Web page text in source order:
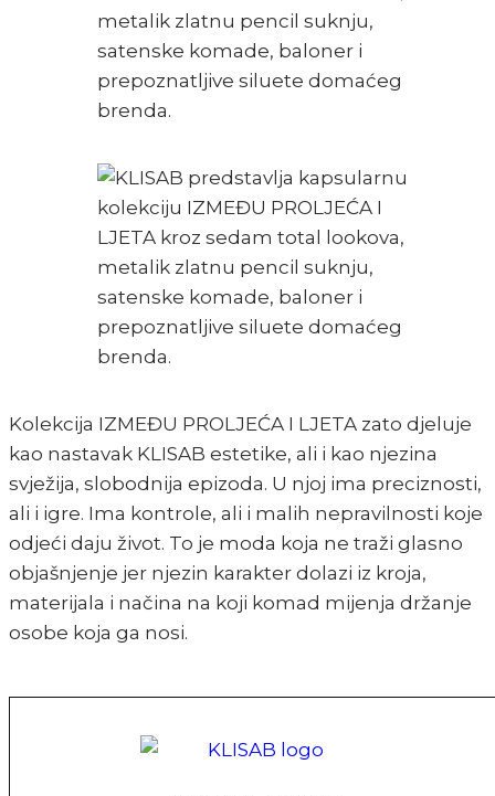
Kolekcija IZMEĐU PROLJEĆA I LJETA zato djeluje
kao nastavak KLISAB estetike, ali i kao njezina
svježija, slobodnija epizoda. U njoj ima preciznosti,
ali i igre. Ima kontrole, ali i malih nepravilnosti koje
odjeći daju život. To je moda koja ne traži glasno
objašnjenje jer njezin karakter dolazi iz kroja,
materijala i načina na koji komad mijenja držanje
osobe koja ga nosi.